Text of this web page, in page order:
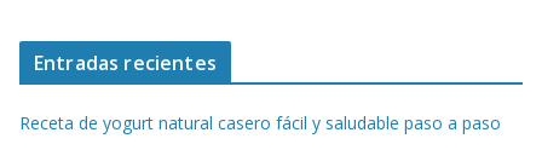
Entradas recientes
Receta de yogurt natural casero fácil y saludable paso a paso